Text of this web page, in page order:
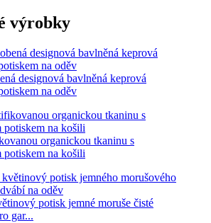
výrobky
designová bavlněná keprová
na oděv
organickou tkaninu s
potiskem na košili
potisk jemné moruše čisté
gar...